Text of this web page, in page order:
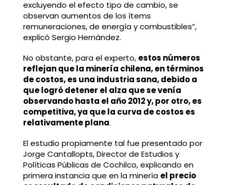
excluyendo el efecto tipo de cambio, se
observan aumentos de los ítems
remuneraciones, de energía y combustibles”,
explicó Sergio Hernández.
No obstante, para el experto, estos números
reflejan que la minería chilena, en términos
de costos, es una industria sana, debido a
que logró detener el alza que se venía
observando hasta el año 2012 y, por otro, es
competitiva, ya que la curva de costos es
relativamente plana.
El estudio propiamente tal fue presentado por
Jorge Cantallopts, Director de Estudios y
Políticas Públicas de Cochilco, explicando en
primera instancia que en la minería el precio